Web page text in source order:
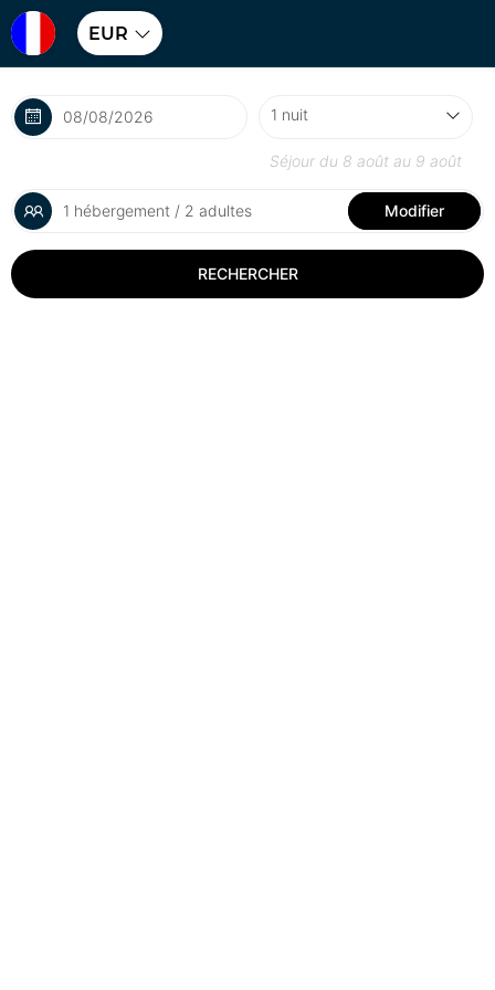
EUR
Séjour du 8 août au 9 août
1 hébergement / 2 adultes Modifier